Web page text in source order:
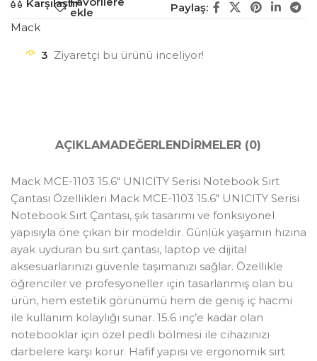
Karşılaştır
ekle
Paylaş:
Mack
3 Ziyaretçi bu ürünü inceliyor!
AÇIKLAMADEĞERLENDIRMELER (0)
Mack MCE-1103 15.6″ UNICITY Serisi Notebook Sırt
Çantası Özellikleri Mack MCE-1103 15.6″ UNICITY Serisi
Notebook Sırt Çantası, şık tasarımı ve fonksiyonel
yapısıyla öne çıkan bir modeldir. Günlük yaşamın hızına
ayak uyduran bu sırt çantası, laptop ve dijital
aksesuarlarınızı güvenle taşımanızı sağlar. Özellikle
öğrenciler ve profesyoneller için tasarlanmış olan bu
ürün, hem estetik görünümü hem de geniş iç hacmi
ile kullanım kolaylığı sunar. 15.6 inç’e kadar olan
notebooklar için özel pedli bölmesi ile cihazınızı
darbelere karşı korur. Hafif yapısı ve ergonomik sırt